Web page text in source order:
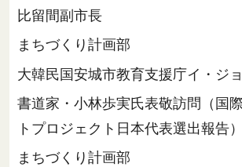
比留間副市長
まちづくり計画部
大韓民国安城市教育支援庁イ・ジ
書道家・小林歩実氏表敬訪問（国
トプロジェクト日本代表選出報告）
まちづくり計画部